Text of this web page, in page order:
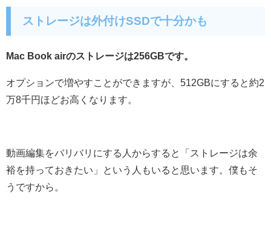
ストレージは外付けSSDで十分かも
Mac Book airのストレージは256GBです。
オプションで増やすことができますが、512GBにすると約2
万8千円ほどお高くなります。
動画編集をバリバリにする人からすると「ストレージは余
裕を持っておきたい」という人もいると思います。僕もそ
うですから。